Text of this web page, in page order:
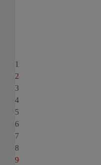
1
2
3
4
5
6
7
8
9